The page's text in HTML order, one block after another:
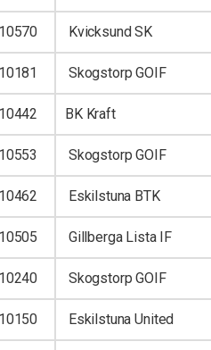
Kvicksund SK
Skogstorp GOIF
BK Kraft
Skogstorp GOIF
Eskilstuna BTK
Gillberga Lista IF
Skogstorp GOIF
Eskilstuna United